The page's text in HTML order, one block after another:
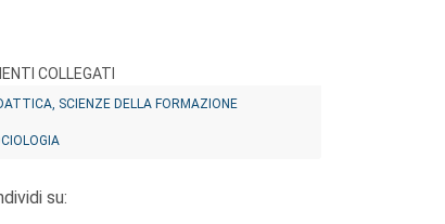
COLLEGATI
SCIENZE DELLA FORMAZIONE
su: